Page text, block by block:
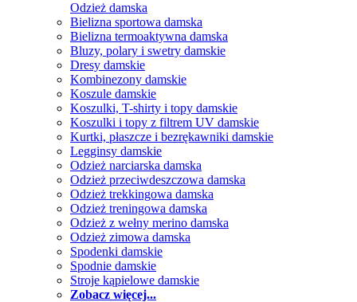
Odzież damska
Bielizna sportowa damska
Bielizna termoaktywna damska
Bluzy, polary i swetry damskie
Dresy damskie
Kombinezony damskie
Koszule damskie
Koszulki, T-shirty i topy damskie
Koszulki i topy z filtrem UV damskie
Kurtki, płaszcze i bezrękawniki damskie
Legginsy damskie
Odzież narciarska damska
Odzież przeciwdeszczowa damska
Odzież trekkingowa damska
Odzież treningowa damska
Odzież z wełny merino damska
Odzież zimowa damska
Spodenki damskie
Spodnie damskie
Stroje kąpielowe damskie
Zobacz więcej...